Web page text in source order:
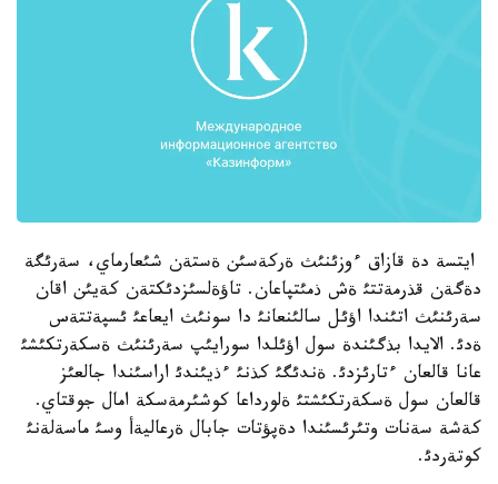
ايتسة دة قازاق ءوزئنئث ةركةسئن ةستةن شئعارماي، سةرئگة
دةگةن قذرمةتتئ ةش ذمئتپاعان. تاؤةلسئزدئكتةن كةيئن اقان
سةرئنئث اتئندا اؤئل سالئنعانئ دا سونئث ايعاعئ ئسپةتتةس
ةدئ. الايدا بذگئندة سول اؤئلدا سورايئپ سةرئنئث ةسكةرتكئشئ
عانا قالعان ءتارئزدئ. ةندئگئ كذنئ ءذيئندئ اراسئندا جالعئز
قالعان سول ةسكةرتكئشتئ ةلورداعا كوشئرمةسكة امال جوقتاي.
كةشة سةنات وتئرئسئندا دةپؤتات جابال ةرعاليةأ وسئ ماسةلةنئ
كوتةردئ.